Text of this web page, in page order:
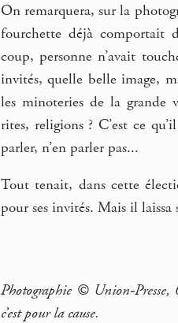
On remarquera, sur la
fourchette déjà comportait
coup, personne n’avait
invités, quelle belle image,
les minoteries de la grande
rites, religions ? C’est ce
parler, n’en parler pas...
Tout tenait, dans cette
pour ses invités. Mais il laissa
Photographie © Union-
c’est pour la cause.